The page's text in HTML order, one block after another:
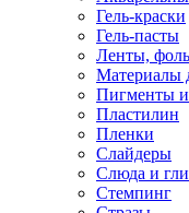
Гель-краски
Гель-пасты
Ленты,
Материалы
Пигменты
Пластилин
Пленки
Слайдеры
Слюда и
Стемпинг